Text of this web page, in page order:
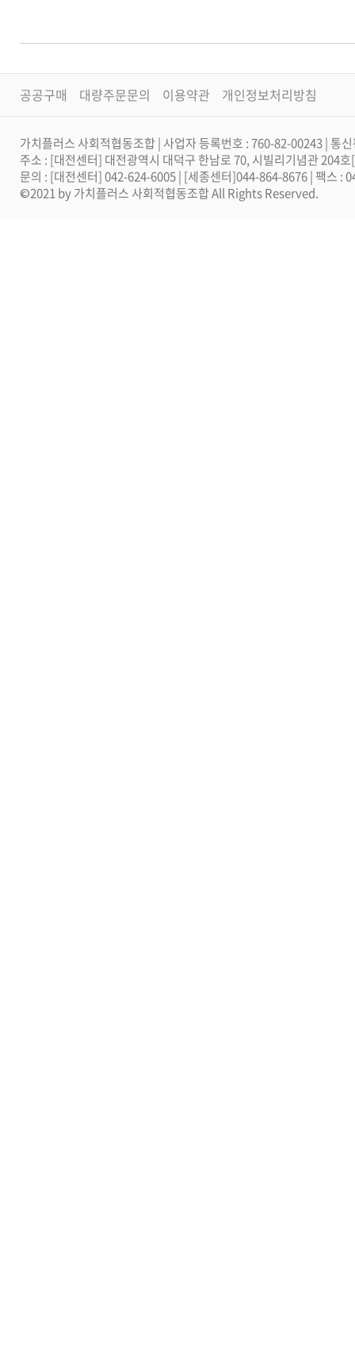
공공구매 대량주문문의 이용약관 개인정보처리방침
가치플러스 사회적협동조합 | 사업자 등록번호 : 760-82-00243 | 통
주소 : [대전센터] 대전광역시 대덕구 한남로 70, 시빌리기념관 204
문의 : [대전센터] 042-624-6005 | [세종센터]044-864-8676 | 팩스 :
©2021 by 가치플러스 사회적협동조합 All Rights Reserved.